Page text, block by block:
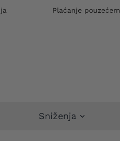
Plaćanje pouzećem
Sniženja